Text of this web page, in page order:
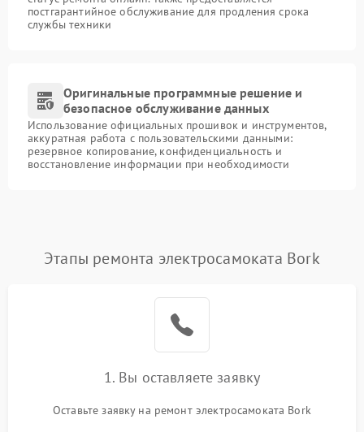
постгарантийное обслуживание для продления срока
службы техники
Оригинальные программные решение и
безопасное обслуживание данных
Использование официальных прошивок и инструментов,
аккуратная работа с пользовательскими данными:
резервное копирование, конфиденциальность и
восстановление информации при необходимости
Этапы ремонта электросамоката Bork
1. Вы оставляете заявку
Оставьте заявку на ремонт электросамоката Bork